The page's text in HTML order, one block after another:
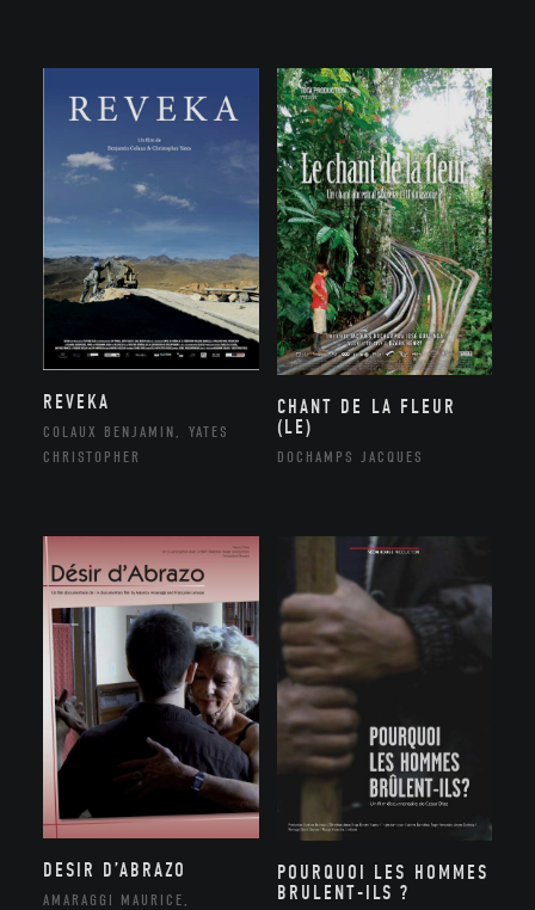
REVEKA
COLAUX BENJAMIN, YATES
CHRISTOPHER
CHANT DE LA FLEUR
(LE)
DOCHAMPS JACQUES
DESIR D’ABRAZO
AMARAGGI MAURICE,
POURQUOI LES HOMMES
BRULENT-ILS ?